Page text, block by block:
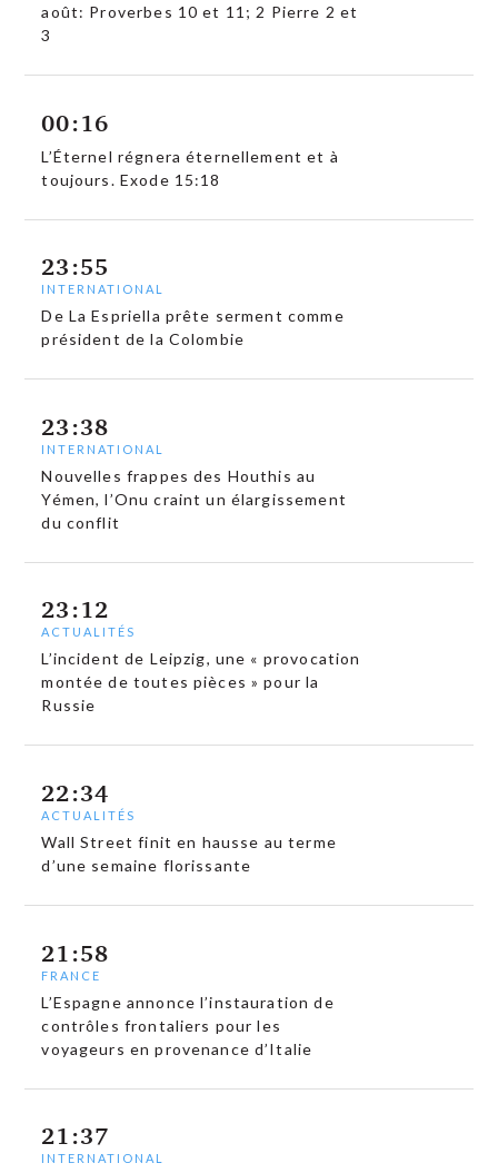
août: Proverbes 10 et 11; 2 Pierre 2 et
3
00:16
L’Éternel régnera éternellement et à
toujours. Exode 15:18
23:55
INTERNATIONAL
De La Espriella prête serment comme
président de la Colombie
23:38
INTERNATIONAL
Nouvelles frappes des Houthis au
Yémen, l’Onu craint un élargissement
du conflit
23:12
ACTUALITÉS
L’incident de Leipzig, une « provocation
montée de toutes pièces » pour la
Russie
22:34
ACTUALITÉS
Wall Street finit en hausse au terme
d’une semaine florissante
21:58
FRANCE
L’Espagne annonce l’instauration de
contrôles frontaliers pour les
voyageurs en provenance d’Italie
21:37
INTERNATIONAL